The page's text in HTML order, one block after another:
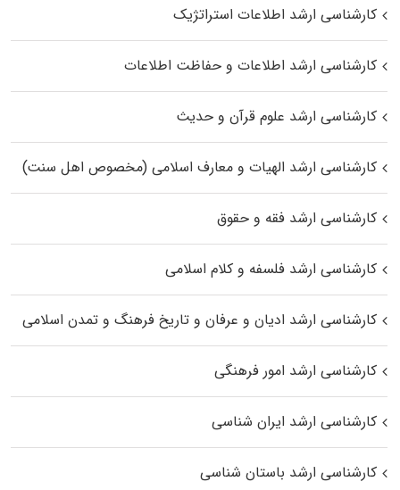
کارشناسی ارشد اطلاعات استراتژیک
کارشناسی ارشد اطلاعات و حفاظت اطلاعات
کارشناسی ارشد علوم قرآن و حدیث
کارشناسی ارشد الهیات و معارف اسلامی (مخصوص اهل سنت)
کارشناسی ارشد فقه و حقوق
کارشناسی ارشد فلسفه و کلام اسلامی
کارشناسی ارشد ادیان و عرفان و تاریخ فرهنگ و تمدن اسلامی
کارشناسی ارشد امور فرهنگی
کارشناسی ارشد ایران شناسی
کارشناسی ارشد باستان شناسی